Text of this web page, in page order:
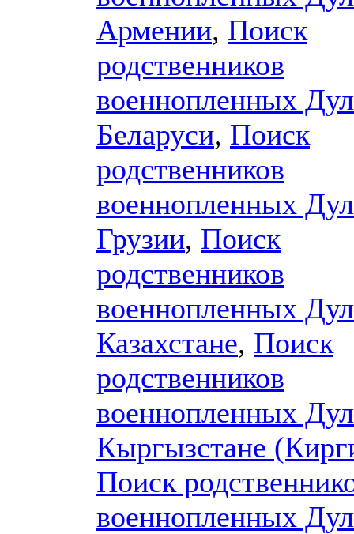
Армении, Поиск
родственников
военнопленных
Беларуси, Поиск
родственников
военнопленных
Грузии, Поиск
родственников
военнопленных
Казахстане, Поиск
родственников
военнопленных
Кыргызстане
Поиск
военнопленных